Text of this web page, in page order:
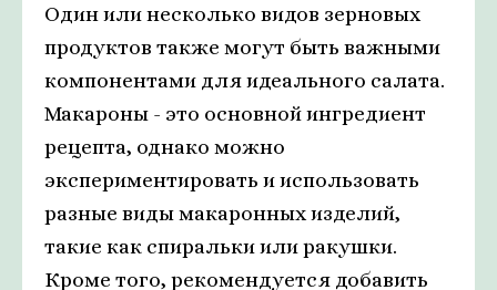
Один или несколько видов зерновых
продуктов также могут быть важными
компонентами для идеального салата.
Макароны - это основной ингредиент
рецепта, однако можно
экспериментировать и использовать
разные виды макаронных изделий,
такие как спиральки или ракушки.
Кроме того, рекомендуется добавить